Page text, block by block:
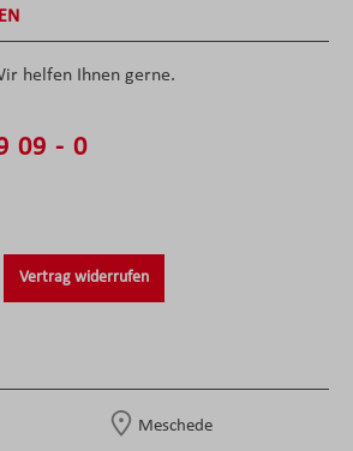
helfen Ihnen gerne.
09 - 0
Vertrag widerrufen
Meschede